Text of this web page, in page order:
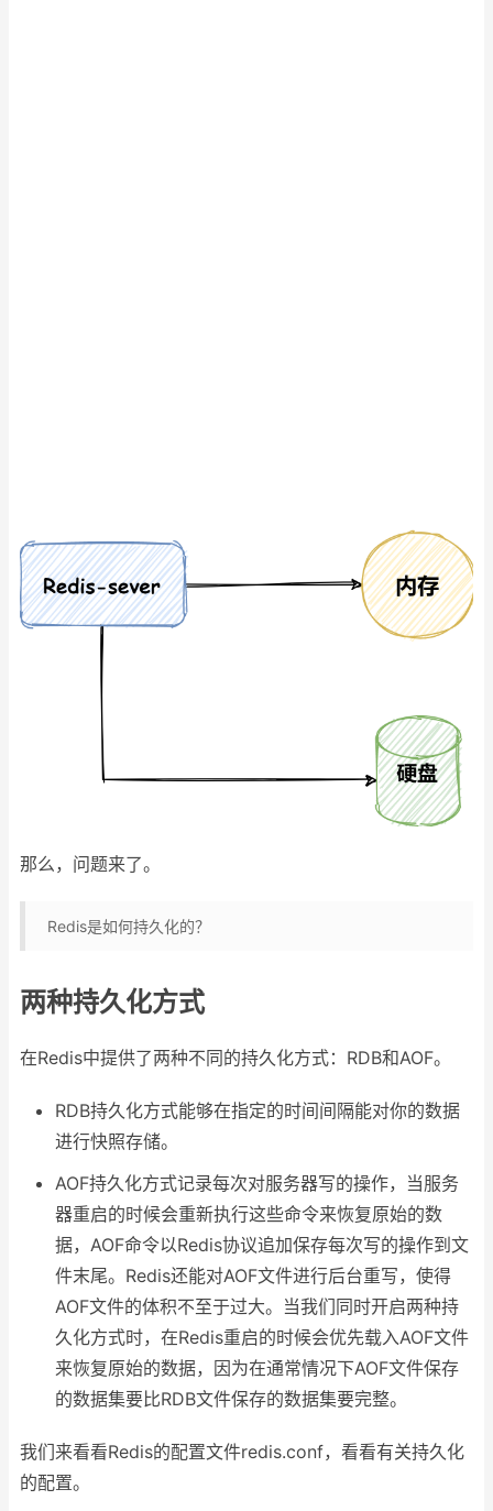
那么，问题来了。
Redis是如何持久化的？
两种持久化方式
在Redis中提供了两种不同的持久化方式：RDB和AOF。
RDB持久化方式能够在指定的时间间隔能对你的数据
进行快照存储。
AOF持久化方式记录每次对服务器写的操作，当服务
器重启的时候会重新执行这些命令来恢复原始的数
据，AOF命令以Redis协议追加保存每次写的操作到文
件末尾。Redis还能对AOF文件进行后台重写，使得
AOF文件的体积不至于过大。当我们同时开启两种持
久化方式时，在Redis重启的时候会优先载入AOF文件
来恢复原始的数据，因为在通常情况下AOF文件保存
的数据集要比RDB文件保存的数据集要完整。
我们来看看Redis的配置文件redis.conf，看看有关持久化
的配置。